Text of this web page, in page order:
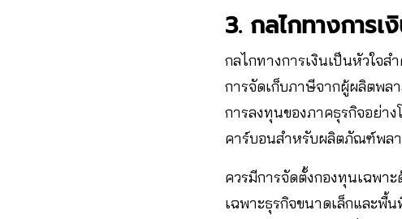
3. กลไกทางการ
กลไกทางการเงินเป็นหัวใจ
การจัดเก็บภาษีจากผู้ผลิตพล
การลงทุนของภาคธุรกิจอย่า
คาร์บอนสำหรับผลิตภัณฑ์พล
ควรมีการจัดตั้งกองทุนเฉพา
เฉพาะธุรกิจขนาดเล็กและพื้